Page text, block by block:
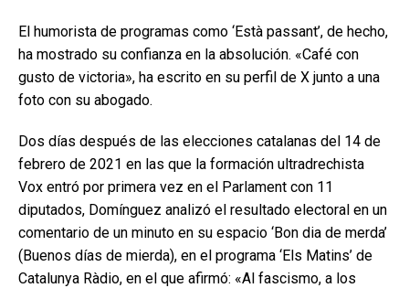
El humorista de programas como ‘Està passant’, de hecho,
ha mostrado su confianza en la absolución. «Café con
gusto de victoria», ha escrito en su perfil de X junto a una
foto con su abogado.
Dos días después de las elecciones catalanas del 14 de
febrero de 2021 en las que la formación ultradrechista
Vox entró por primera vez en el Parlament con 11
diputados, Domínguez analizó el resultado electoral en un
comentario de un minuto en su espacio ‘Bon dia de merda’
(Buenos días de mierda), en el programa ‘Els Matins’ de
Catalunya Ràdio, en el que afirmó: «Al fascismo, a los